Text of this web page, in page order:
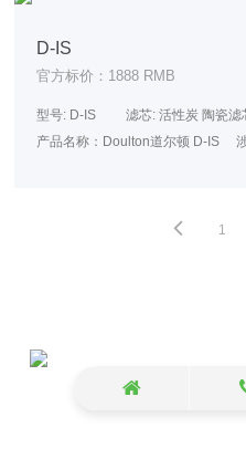
D-IS
官方标价：1888 RMB
型号: D-IS 滤芯: 活性炭 陶瓷
产品名称：Doulton道尔顿 D-IS
1